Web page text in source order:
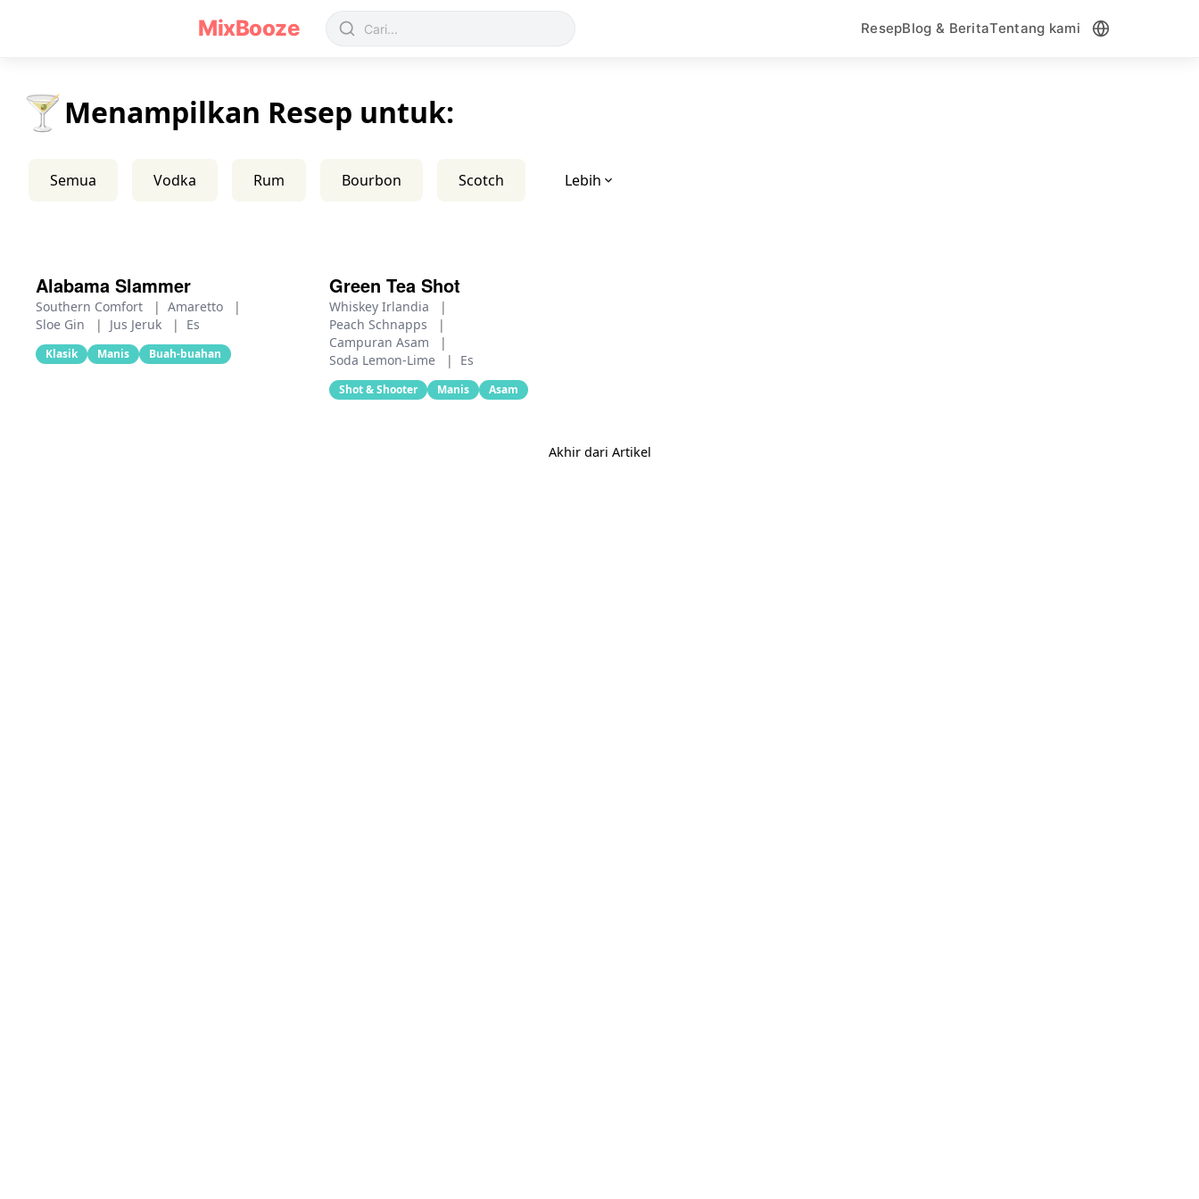
MixBooze ResepBlog & BeritaTentang kami
🍸Menampilkan Resep untuk:
Semua Vodka Rum Bourbon Scotch Lebih
Alabama Slammer
Southern Comfort | Amaretto
|
Sloe Gin
| Jus Jeruk | Es
Klasik Manis Buah-buahan
Green Tea Shot
Whiskey Irlandia
|
Peach Schnapps
|
Campuran Asam
|
Soda Lemon-Lime
| Es
Shot & Shooter Manis Asam
Akhir dari Artikel